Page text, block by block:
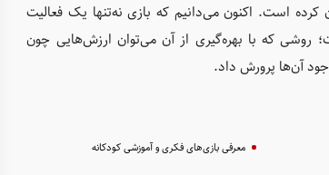
است. اکنون می‌دانیم که بازی نه‌تنها یک فعالیت
که با بهره‌گیری از آن می‌توان ارزش‌هایی چون
آن‌ها پرورش داد.
معرفی بازی‌های فکری و آموزشی کودکانه